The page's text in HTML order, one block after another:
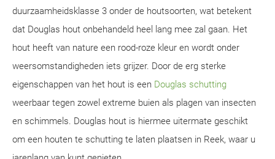
duurzaamheidsklasse 3 onder de houtsoorten, wat betekent
dat Douglas hout onbehandeld heel lang mee zal gaan. Het
hout heeft van nature een rood-roze kleur en wordt onder
weersomstandigheden iets grijzer. Door de erg sterke
eigenschappen van het hout is een Douglas schutting
weerbaar tegen zowel extreme buien als plagen van insecten
en schimmels. Douglas hout is hiermee uitermate geschikt
om een houten te schutting te laten plaatsen in Reek, waar u